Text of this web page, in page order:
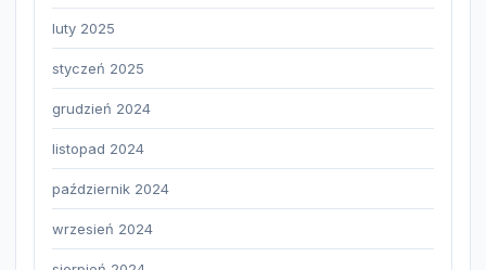
luty 2025
styczeń 2025
grudzień 2024
listopad 2024
październik 2024
wrzesień 2024